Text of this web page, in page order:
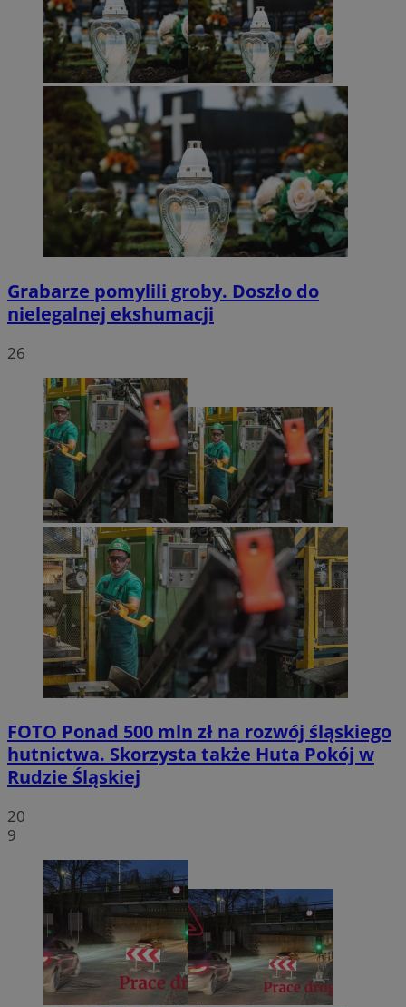
Grabarze pomylili groby. Doszło do
nielegalnej ekshumacji
26
FOTO Ponad 500 mln zł na rozwój śląskiego
hutnictwa. Skorzysta także Huta Pokój w
Rudzie Śląskiej
20
9